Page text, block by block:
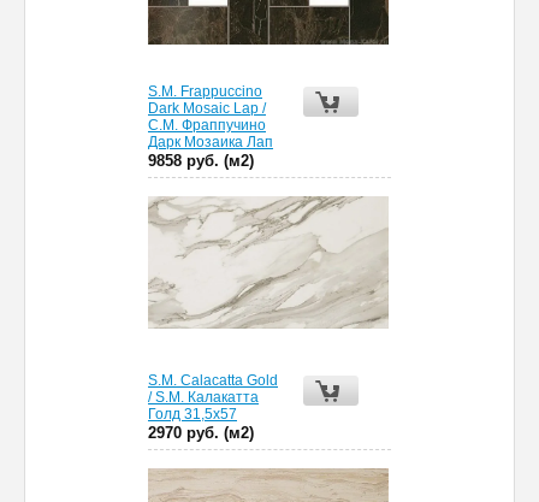
S.M. Frappuccino
Dark Mosaic Lap /
С.М. Фраппучино
Дарк Мозаика Лап
9858 руб. (м2)
S.M. Calacatta Gold
/ S.M. Калакатта
Голд 31,5x57
2970 руб. (м2)